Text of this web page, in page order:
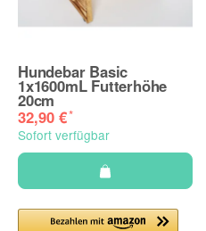
Hundebar Basic
1x1600mL Futterhöhe
20cm
32,90 €*
Sofort verfügbar